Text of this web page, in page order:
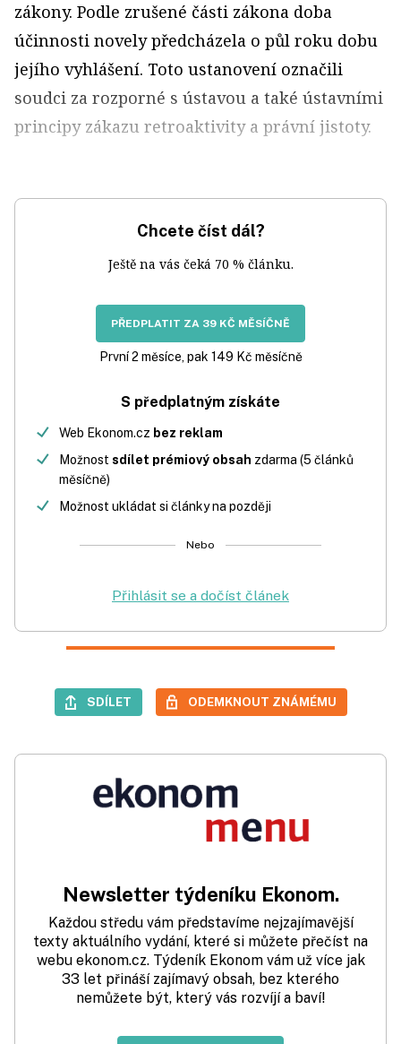
zákony. Podle zrušené části zákona doba
účinnosti novely předcházela o půl roku dobu
jejího vyhlášení. Toto ustanovení označili
soudci za rozporné s ústavou a také ústavními
principy zákazu retroaktivity a právní jistoty.
Chcete číst dál?
Ještě na vás čeká 70 % článku.
PŘEDPLATIT ZA 39 KČ MĚSÍČNĚ
První 2 měsíce, pak 149 Kč měsíčně
S předplatným získáte
Web Ekonom.cz bez reklam
Možnost sdílet prémiový obsah zdarma (5 článků
měsíčně)
Možnost ukládat si články na později
Nebo
Přihlásit se a dočíst článek
SDÍLET ODEMKNOUT ZNÁMÉMU
Newsletter týdeníku Ekonom.
Každou středu vám představíme nejzajímavější
texty aktuálního vydání, které si můžete přečíst na
webu ekonom.cz. Týdeník Ekonom vám už více jak
33 let přináší zajímavý obsah, bez kterého
nemůžete být, který vás rozvíjí a baví!